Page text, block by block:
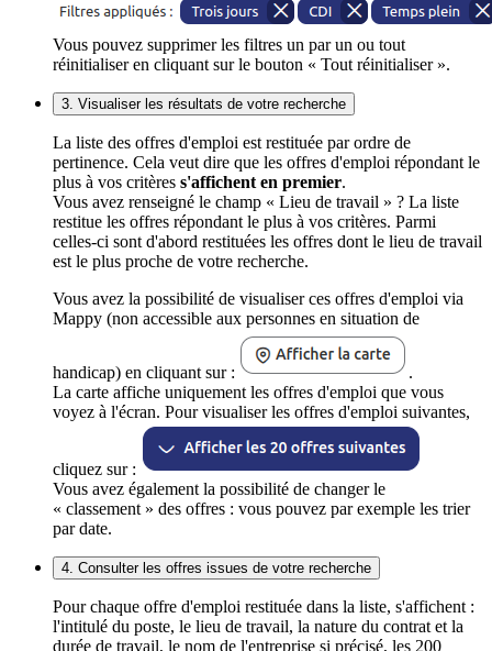
Vous pouvez supprimer les filtres un par un ou tout
réinitialiser en cliquant sur le bouton « Tout réinitialiser ».
3. Visualiser les résultats de votre recherche
La liste des offres d'emploi est restituée par ordre de
pertinence. Cela veut dire que les offres d'emploi répondant le
plus à vos critères s'affichent en premier.
Vous avez renseigné le champ « Lieu de travail » ? La liste
restitue les offres répondant le plus à vos critères. Parmi
celles-ci sont d'abord restituées les offres dont le lieu de travail
est le plus proche de votre recherche.
Vous avez la possibilité de visualiser ces offres d'emploi via
Mappy (non accessible aux personnes en situation de
handicap) en cliquant sur :
.
La carte affiche uniquement les offres d'emploi que vous
voyez à l'écran. Pour visualiser les offres d'emploi suivantes,
cliquez sur :
Vous avez également la possibilité de changer le
« classement » des offres : vous pouvez par exemple les trier
par date.
4. Consulter les offres issues de votre recherche
Pour chaque offre d'emploi restituée dans la liste, s'affichent :
l'intitulé du poste, le lieu de travail, la nature du contrat et la
durée de travail, le nom de l'entreprise si précisé, les 200